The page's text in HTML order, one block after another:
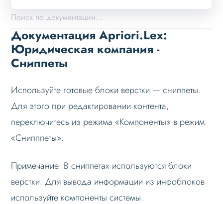
Описание курса
Возможности
Примеры страниц
Установка и обновление
Дизайн
Оформление контента
Стили в визуальном редакторе
Слайдер
Документация Apriori.Lex:
Юридическая компания -
Сниппеты
Используйте готовые блоки верстки — сниппеты.
Для этого при редактировании контента,
переключитесь из режима «Компоненты» в режим
«Снипппеты».
Примечание: В сниппетах используются блоки
верстки. Для вывода информации из инфоблоков
используйте компоненты системы.